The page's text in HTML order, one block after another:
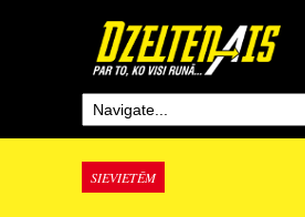
SIEVIETĒM